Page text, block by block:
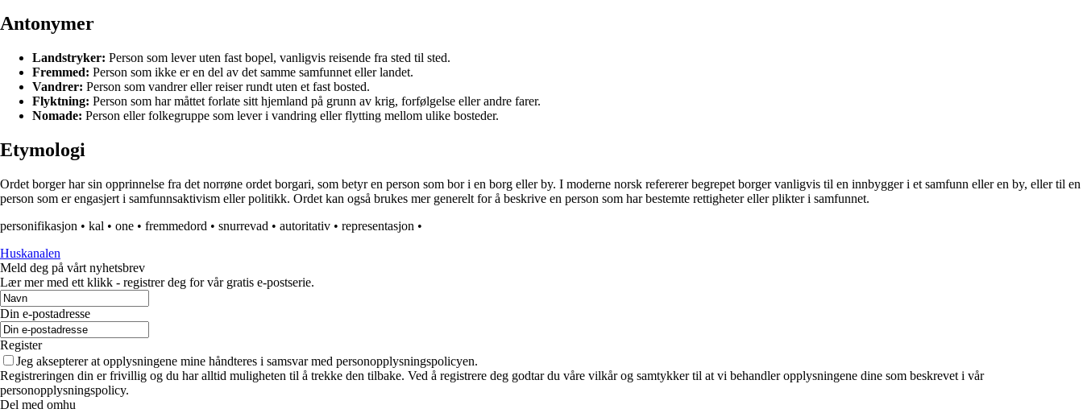
Antonymer
Landstryker: Person som lever uten fast bopel, vanligvis reisende fra sted til sted.
Fremmed: Person som ikke er en del av det samme samfunnet eller landet.
Vandrer: Person som vandrer eller reiser rundt uten et fast bosted.
Flyktning: Person som har måttet forlate sitt hjemland på grunn av krig, forfølgelse eller andre farer.
Nomade: Person eller folkegruppe som lever i vandring eller flytting mellom ulike bosteder.
Etymologi
Ordet borger har sin opprinnelse fra det norrøne ordet borgari, som betyr en person som bor i en borg eller by. I moderne norsk refererer begrepet borger vanligvis til en innbygger i et samfunn eller en by, eller til en
person som er engasjert i samfunnsaktivism eller politikk. Ordet kan også brukes mer generelt for å beskrive en person som har bestemte rettigheter eller plikter i samfunnet.
personifikasjon • kal • one • fremmedord • snurrevad • autoritativ • representasjon •
Huskanalen
Meld deg på vårt nyhetsbrev
Lær mer med ett klikk - registrer deg for vår gratis e-postserie.
Din e-postadresse
Register
Jeg aksepterer at opplysningene mine håndteres i samsvar med personopplysningspolicyen.
Registreringen din er frivillig og du har alltid muligheten til å trekke den tilbake. Ved å registrere deg godtar du våre vilkår og samtykker til at vi behandler opplysningene dine som beskrevet i vår
personopplysningspolicy.
Del med omhu